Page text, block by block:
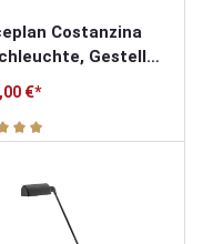
5 Sternen
Costanzina
Gestell
€*
Bewertung